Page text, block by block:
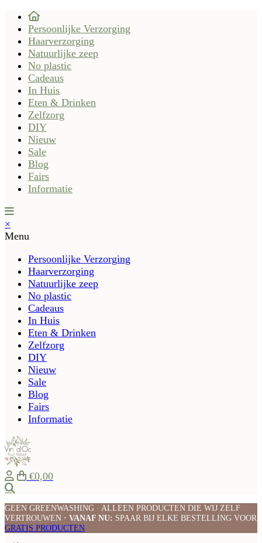
Persoonlijke Verzorging
Haarverzorging
Natuurlijke zeep
No plastic
Cadeaus
In Huis
Eten & Drinken
Zelfzorg
DIY
Nieuw
Sale
Blog
Fairs
Informatie
×
Menu
Persoonlijke Verzorging
Haarverzorging
Natuurlijke zeep
No plastic
Cadeaus
In Huis
Eten & Drinken
Zelfzorg
DIY
Nieuw
Sale
Blog
Fairs
Informatie
€0,00
GEEN GREENWASHING · ALLEEN PRODUCTEN DIE WIJ ZELF
VERTROUWEN · VANAF NU: SPAAR BIJ ELKE BESTELLING VOOR
GRATIS PRODUCTEN